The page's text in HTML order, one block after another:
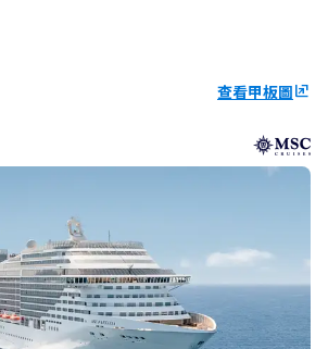
查看甲板圖ungroup